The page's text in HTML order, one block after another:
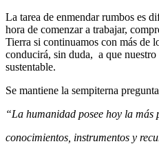
La tarea de enmendar rumbos es
hora de comenzar a trabajar,
Tierra si continuamos con más de
conducirá, sin duda, a que nuestro
sustentable.
Se mantiene la sempiterna
“La humanidad posee hoy la más
conocimientos, instrumentos y